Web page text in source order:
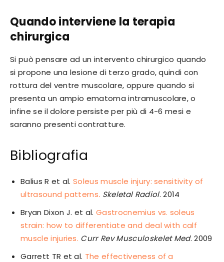
Quando interviene la terapia
chirurgica
Si può pensare ad un intervento chirurgico quando
si propone una lesione di terzo grado, quindi con
rottura del ventre muscolare, oppure quando si
presenta un ampio ematoma intramuscolare, o
infine se il dolore persiste per più di 4-6 mesi e
saranno presenti contratture.
Bibliografia
Balius R et al.Soleus muscle injury: sensitivity of
ultrasound patterns. Skeletal Radiol. 2014
Bryan Dixon J. et al.Gastrocnemius vs. soleus
strain: how to differentiate and deal with calf
muscle injuries. Curr Rev Musculoskelet Med. 2009
Garrett TR et al. The effectiveness of a